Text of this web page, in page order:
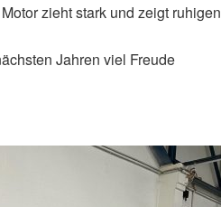
zieht stark und zeigt ruhigen
Jahren viel Freude